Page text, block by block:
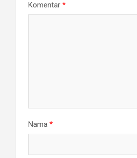
Komentar *
Nama *